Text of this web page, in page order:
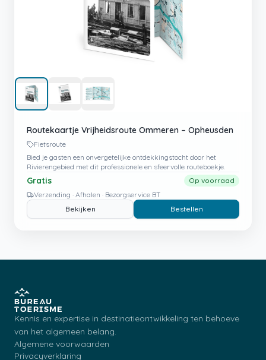
Routekaartje Vrijheidsroute Ommeren – Opheusden
Fietsroute
Bied je gasten een onvergetelijke ontdekkingstocht door het
Rivierengebied met dit professionele en sfeervolle routeboekje.
Gratis
Op voorraad
Verzending · Afhalen · Bezorgservice BT
Bekijken
Bestellen
Kennis en expertise in destinatieontwikkeling ten behoeve
van het algemeen belang.
Algemene voorwaarden
Privacyverklaring